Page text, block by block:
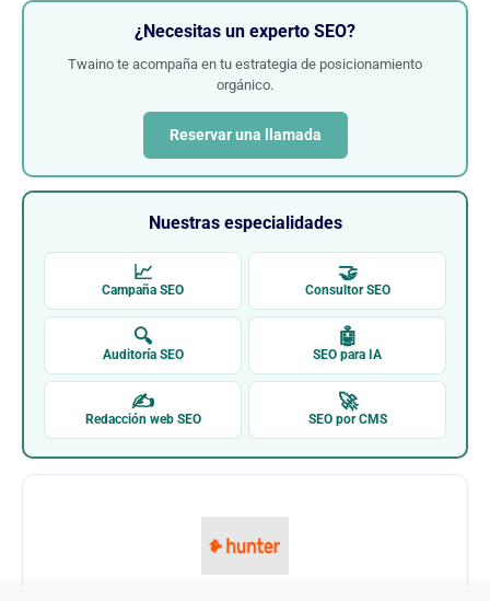
¿Necesitas un experto SEO?
Twaino te acompaña en tu estrategia de posicionamiento
orgánico.
Reservar una llamada
Nuestras especialidades
📈
Campaña SEO
🤝
Consultor SEO
🔍
Auditoría SEO
🤖
SEO para IA
✍
Redacción web SEO
🚀
SEO por CMS